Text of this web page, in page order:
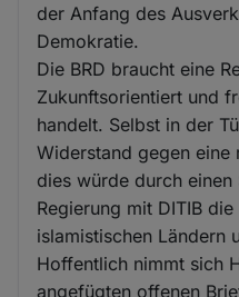
der Anfang des
Demokratie.
Die BRD braucht eine
Zukunftsorientiert und
handelt. Selbst in der
Widerstand gegen
dies würde durch einen
Regierung mit DITIB
islamistischen Ländern
Hoffentlich nimmt sich
angefügten offenen